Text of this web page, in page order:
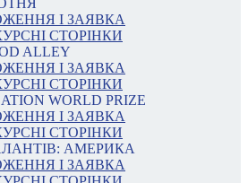
І ЗАЯВКА
СТОРІНКИ
ALLEY
І ЗАЯВКА
СТОРІНКИ
WORLD PRIZE
І ЗАЯВКА
СТОРІНКИ
АМЕРИКА
І ЗАЯВКА